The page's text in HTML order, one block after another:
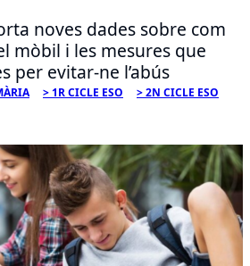
noves dades sobre com
mòbil i les mesures que
per evitar-ne l’abús
1R CICLE ESO
2N CICLE ESO